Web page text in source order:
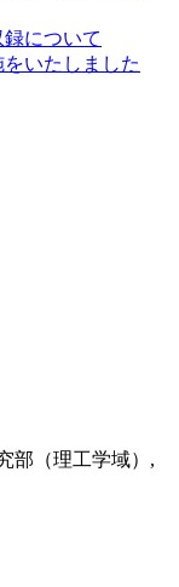
録について
いたしました
部（理工学域）,